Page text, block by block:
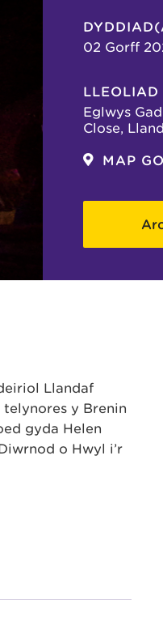
02 Gorff
LLEOLIAD
Eglwys
Close,
MAP
Llandaf
y Brenin
gyda Helen
o Hwyl i’r